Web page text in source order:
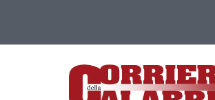
Lamezia Terme (CZ)
responsabile Paola Militano |Privacy